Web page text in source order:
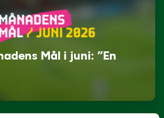
Mål i juni: ”En